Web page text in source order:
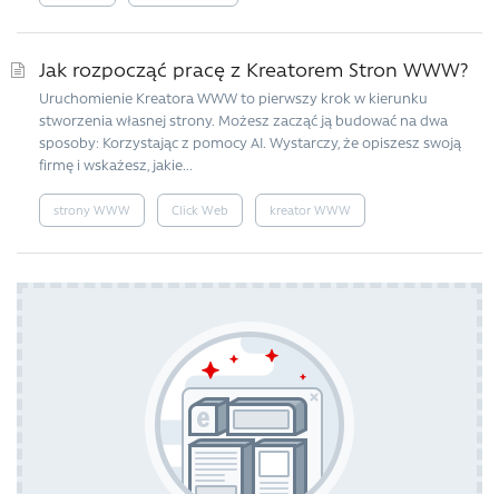
Jak rozpocząć pracę z Kreatorem Stron WWW?
Uruchomienie Kreatora WWW to pierwszy krok w kierunku
stworzenia własnej strony. Możesz zacząć ją budować na dwa
sposoby: Korzystając z pomocy AI. Wystarczy, że opiszesz swoją
firmę i wskażesz, jakie...
strony WWW Click Web kreator WWW